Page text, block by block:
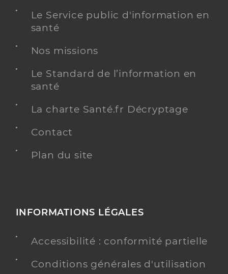
Le Service public d'information en
santé
Nos missions
Le Standard de l’information en
santé
La charte Santé.fr Décryptage
Contact
Plan du site
INFORMATIONS LÉGALES
Accessibilité : conformité partielle
Conditions générales d'utilisation